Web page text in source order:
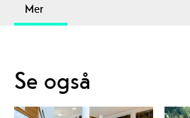
Mer
Se også